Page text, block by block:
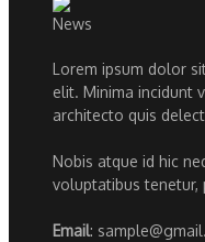
Lorem ipsum dolor
elit. Minima incidunt
architecto quis
Nobis atque id hic
voluptatibus tenetur,
Email: